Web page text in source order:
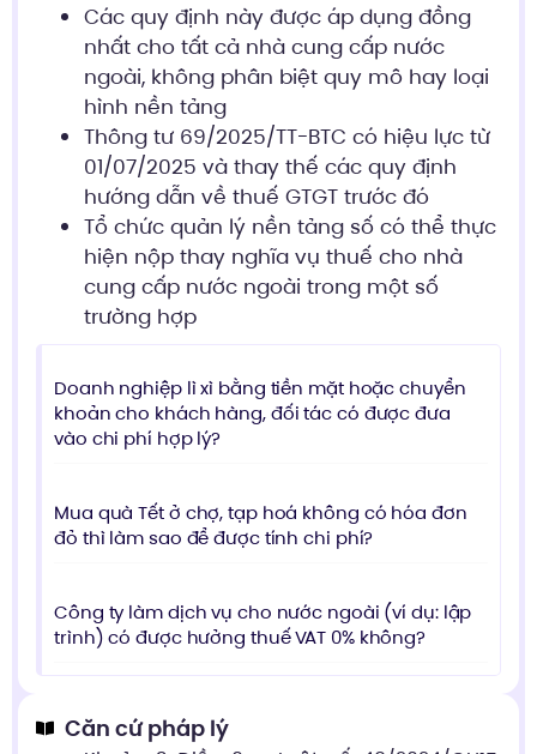
Các quy định này được áp dụng đồng
nhất cho tất cả nhà cung cấp nước
ngoài, không phân biệt quy mô hay loại
hình nền tảng
Thông tư 69/2025/TT-BTC có hiệu lực từ
01/07/2025 và thay thế các quy định
hướng dẫn về thuế GTGT trước đó
Tổ chức quản lý nền tảng số có thể thực
hiện nộp thay nghĩa vụ thuế cho nhà
cung cấp nước ngoài trong một số
trường hợp
Doanh nghiệp lì xì bằng tiền mặt hoặc chuyển
khoản cho khách hàng, đối tác có được đưa
vào chi phí hợp lý?
Mua quà Tết ở chợ, tạp hoá không có hóa đơn
đỏ thì làm sao để được tính chi phí?
Công ty làm dịch vụ cho nước ngoài (ví dụ: lập
trình) có được hưởng thuế VAT 0% không?
Căn cứ pháp lý